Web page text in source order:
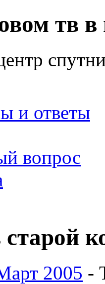
тв в
и ответы
вопрос
старой
2005 -